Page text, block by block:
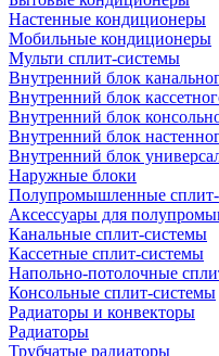
Настенные кондиционеры
Мобильные кондиционеры
Мульти сплит-системы
Внутренний блок
Внутренний блок
Внутренний блок
Внутренний блок
Внутренний блок
Наружные блоки
Полупромышленные
Аксессуары для
Канальные сплит-системы
Кассетные сплит-системы
Напольно-потолочные
Консольные сплит-системы
Радиаторы и конвекторы
Радиаторы
Трубчатые радиаторы